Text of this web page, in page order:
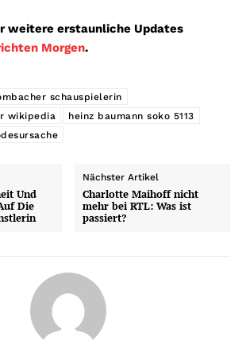
weitere erstaunliche Updates
Morgen.
schauspielerin
wikipedia
heinz baumann soko 5113
Und
Die
Nächster Artikel
Charlotte Maihoff nicht
mehr bei RTL: Was ist
passiert?